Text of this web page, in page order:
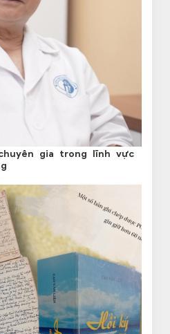
gia trong lĩnh vực